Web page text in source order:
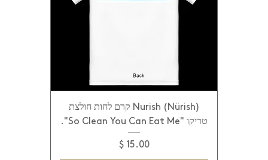
Nurish (Nürish) קרם לחות חולצת
טריקו "So Clean You Can Eat Me".
מחיר‏15.00 ‏$